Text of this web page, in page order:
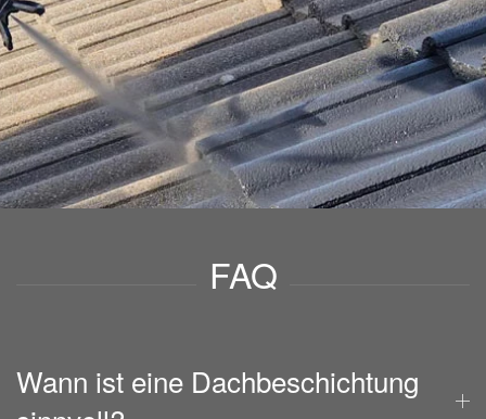
FAQ
Wann ist eine Dachbeschichtung